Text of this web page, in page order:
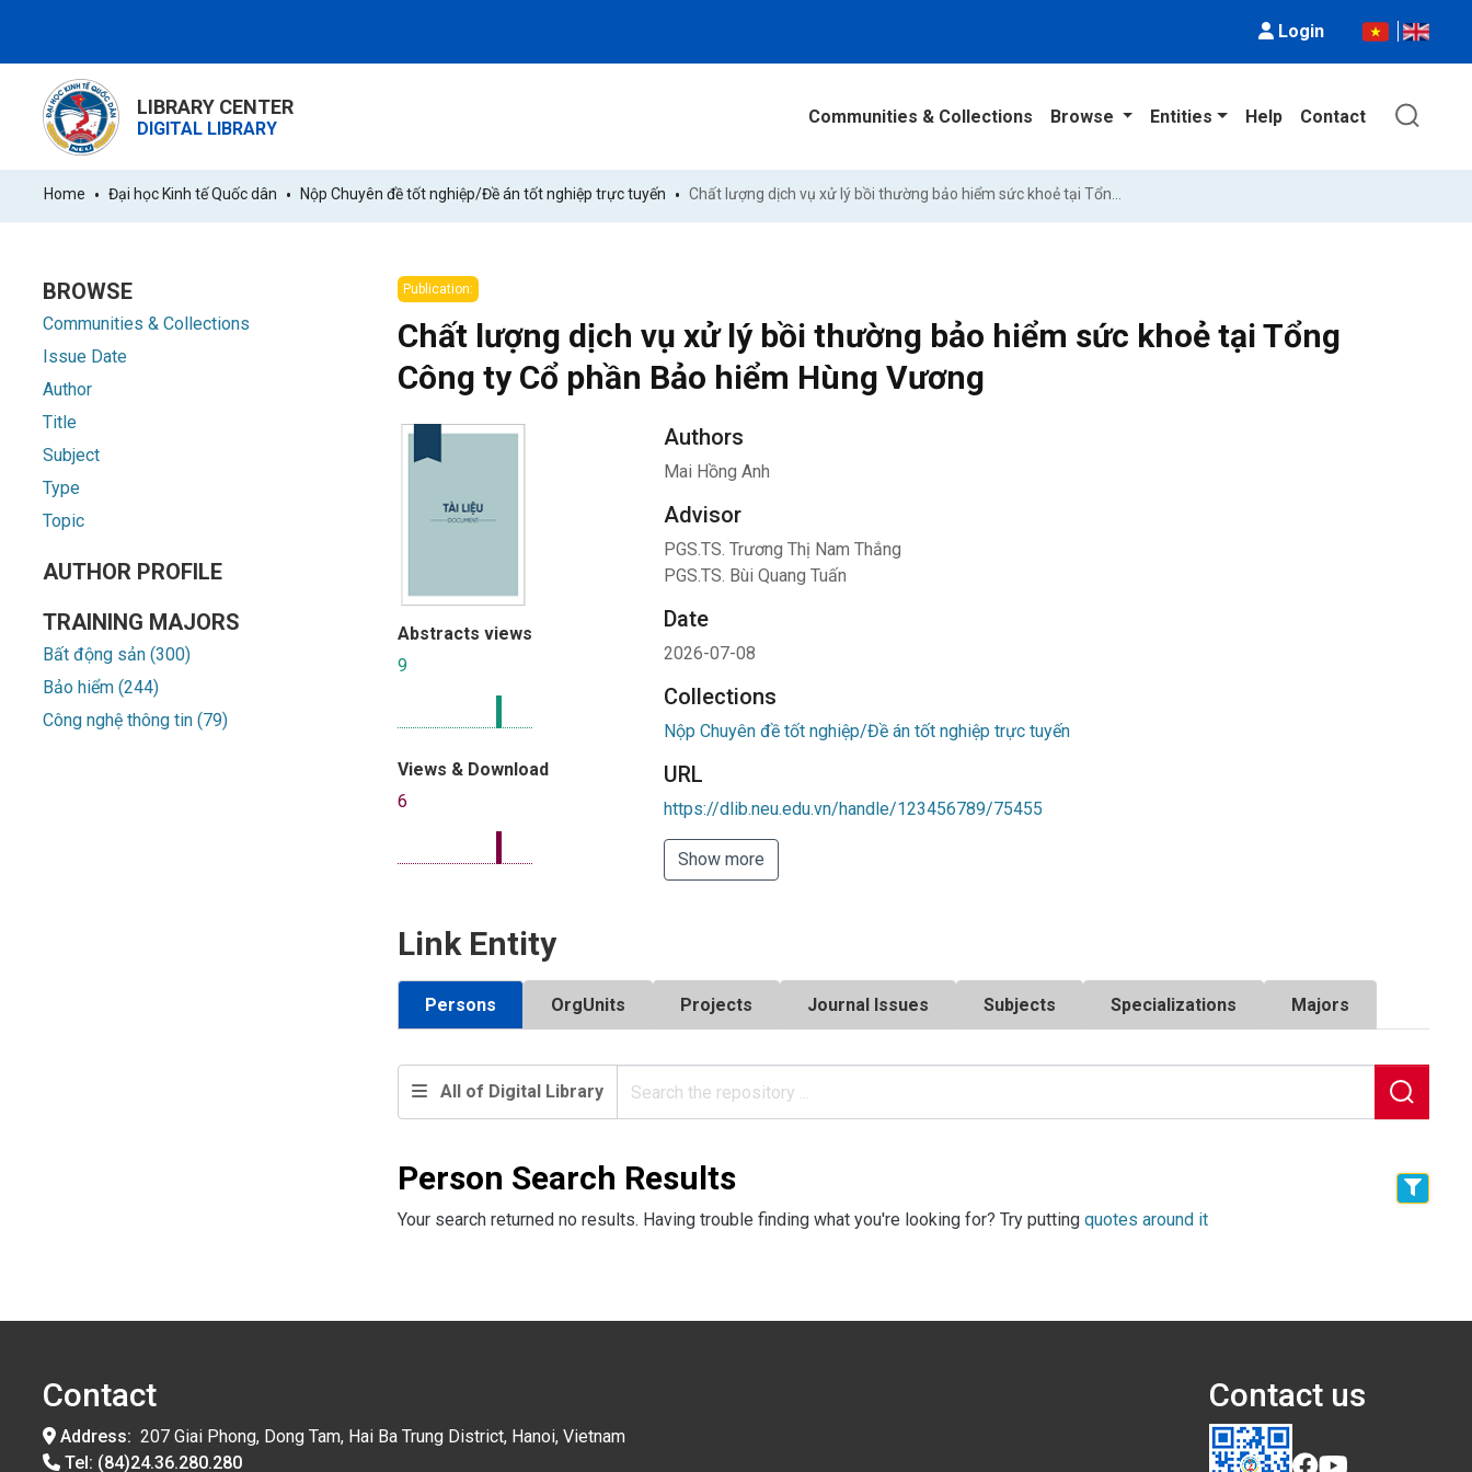
Login
LIBRARY CENTER
DIGITAL LIBRARY
Communities & Collections Browse Entities Help Contact
Home Đại học Kinh tế Quốc dân Nộp Chuyên đề tốt nghiệp/Đề án tốt nghiệp trực tuyến
BROWSE
Communities & Collections
Issue Date
Author
Title
Subject
Type
Topic
AUTHOR PROFILE
TRAINING MAJORS
Bất động sản (300)
Bảo hiểm (244)
Công nghệ thông tin (79)
Publication:
Chất lượng dịch vụ xử lý bồi thường bảo hiểm sức khoẻ tại Tổng
Công ty Cổ phần Bảo hiểm Hùng Vương
Abstracts views
9
Views & Download
6
Authors
Mai Hồng Anh
Advisor
PGS.TS. Trương Thị Nam Thắng
PGS.TS. Bùi Quang Tuấn
Date
2026-07-08
Collections
Nộp Chuyên đề tốt nghiệp/Đề án tốt nghiệp trực tuyến
URL
https://dlib.neu.edu.vn/handle/123456789/75455
Show more
Link Entity
Persons OrgUnits Projects Journal Issues Subjects Specializations Majors
All of Digital Library
Person Search Results
Your search returned no results. Having trouble finding what you're looking for? Try putting quotes around it
Contact
Address: 207 Giai Phong, Dong Tam, Hai Ba Trung District, Hanoi, Vietnam
Tel: (84)24.36.280.280
Contact us